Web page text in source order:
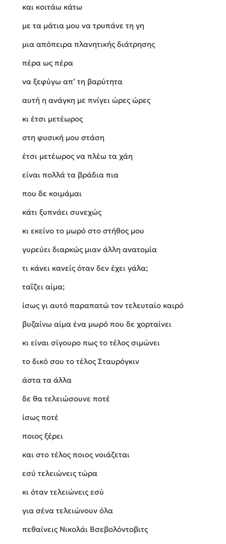
και κοιτάω κάτω
με τα μάτια μου να τρυπάνε τη γη
μια απόπειρα πλανητικής διάτρησης
πέρα ως πέρα
να ξεφύγω απ’ τη βαρύτητα
αυτή η ανάγκη με πνίγει ώρες ώρες
κι έτσι μετέωρος
στη φυσική μου στάση
έτσι μετέωρος να πλέω τα χάη
είναι πολλά τα βράδια πια
που δε κοιμάμαι
κάτι ξυπνάει συνεχώς
κι εκείνο το μωρό στο στήθος μου
γυρεύει διαρκώς μιαν άλλη ανατομία
τι κάνει κανείς όταν δεν έχει γάλα;
ταΐζει αίμα;
ίσως γι αυτό παραπατώ τον τελευταίο καιρό
βυζαίνω αίμα ένα μωρό που δε χορταίνει
κι είναι σίγουρο πως το τέλος σιμώνει
το δικό σου το τέλος Σταυρόγκιν
άστα τα άλλα
δε θα τελειώσουνε ποτέ
ίσως ποτέ
ποιος ξέρει
και στο τέλος ποιος νοιάζεται
εσύ τελειώνεις τώρα
κι όταν τελειώνεις εσύ
για σένα τελειώνουν όλα
πεθαίνεις Νικολάι Βσεβολόντοβιτς